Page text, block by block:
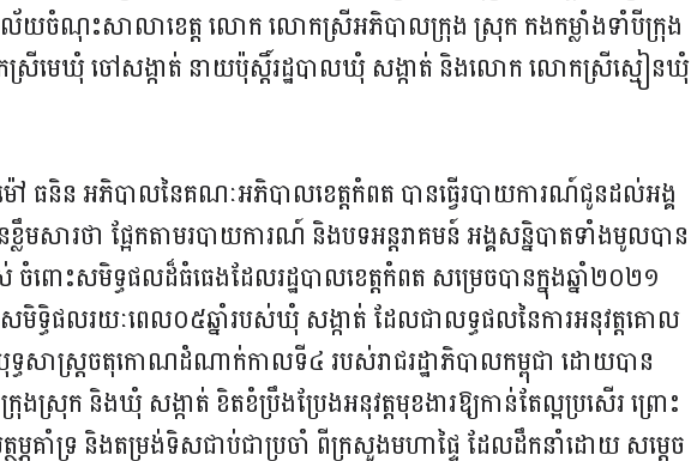
ល័យចំណុះសាលាខេត្ត លោក លោកស្រីអភិបាលក្រុង ស្រុក កងកម្លាំងទាំបីក្រុង
មេឃុំ ចៅសង្កាត់ នាយប៉ុស្តិ៍រដ្ឋបាលឃុំ សង្កាត់ និងលោក លោកស្រីស្មៀនឃុំ
ៅ ធនិន អភិបាលនៃគណៈអភិបាលខេត្តកំពត បានធ្វើរបាយការណ៍ជូនដល់អង្គ
លឹមសារថា ផ្អែកតាមរបាយការណ៍ និងបទអន្តរាគមន៍ អង្គសន្និបាតទាំងមូលបាន
ពស់ ចំពោះសមិទ្ធផលដ៏ធំធេងដែលរដ្ឋបាលខេត្តកំពត សម្រេចបានក្នុងឆ្នាំ២០២១
ទ្ធិផលរយៈពេល០៥ឆ្នាំរបស់ឃុំ សង្កាត់ ដែលជាលទ្ធផលនៃការអនុវត្តគោល
សាស្ត្រចតុកោណដំណាក់កាលទី៤ របស់រាជរដ្ឋាភិបាលកម្ពុជា ដោយបាន
ត ក្រុងស្រុក និងឃុំ សង្កាត់ ខិតខំប្រឹងប្រែងអនុវត្តមុខងារឱ្យកាន់តែល្អប្រសើរ ព្រោះ
ម្ភគាំទ្រ និងតម្រង់ទិសជាប់ជាប្រចាំ ពីក្រសួងមហាផ្ទៃ ដែលដឹកនាំដោយ សម្តេច